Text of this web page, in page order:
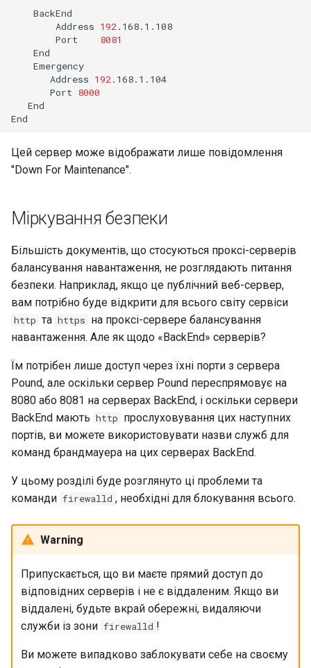
Address 192
Port
8081
Address 192
Port 8000
End
Цей сервер може відображати лише повідомлення
"Down For Maintenance".
Міркування безпеки
Більшість документів, що стосуються проксі-серверів
балансування навантаження, не розглядають питання
безпеки. Наприклад, якщо це публічний веб-сервер,
вам потрібно буде відкрити для всього світу сервіси
http та https на проксі-сервере балансування
навантаження. Але як щодо «BackEnd» серверів?
Їм потрібен лише доступ через їхні порти з сервера
Pound, але оскільки сервер Pound переспрямовує на
8080 або 8081 на серверах BackEnd, і оскільки сервери
BackEnd мають http прослуховування цих наступних
портів, ви можете використовувати назви служб для
команд брандмауера на цих серверах BackEnd.
У цьому розділі буде розглянуто ці проблеми та
команди firewalld , необхідні для блокування всього.
Warning
Припускається, що ви маєте прямий доступ до
відповідних серверів і не є віддаленим. Якщо ви
віддалені, будьте вкрай обережні, видаляючи
служби із зони firewalld !
Ви можете випадково заблокувати себе на своєму